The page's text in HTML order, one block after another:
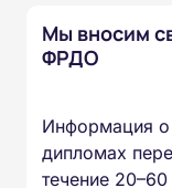
Мы вносим
ФРДО
Информация о
дипломах
течение